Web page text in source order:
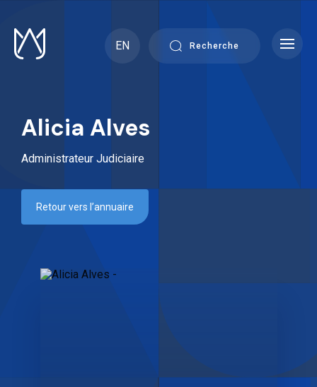
content
EN
Recherche
Alicia Alves
Administrateur Judiciaire
Retour vers l’annuaire